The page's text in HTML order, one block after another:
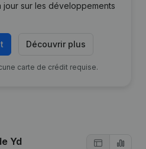
jour sur les développements
Découvrir plus
carte de crédit requise.
Yd